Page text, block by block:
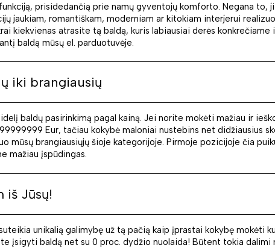
prisidedančią prie namų gyventojų komforto. Negana
jaukiam, romantiškam, moderniam ar kitokiam interjerui
kiekvienas atrasite tą baldą, kuris labiausiai derės
baldą mūsų el. parduotuvėje.
iki brangiausių
baldų pasirinkimą pagal kainą. Jei norite mokėti mažiau ir
Eur, tačiau kokybė maloniai nustebins net didžiausius
mūsų brangiausiųjų šioje kategorijoje. Pirmoje pozicijoje čia
mažiau įspūdingas.
iš Jūsų!
unikalią galimybę už tą pačią kaip įprastai kokybę mokėti
įsigyti baldą net su 0 proc. dydžio nuolaida! Būtent tokia dalimi